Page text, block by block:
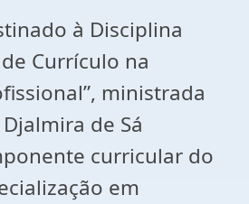
à Disciplina
Currículo na
ministrada
de Sá
curricular do
em